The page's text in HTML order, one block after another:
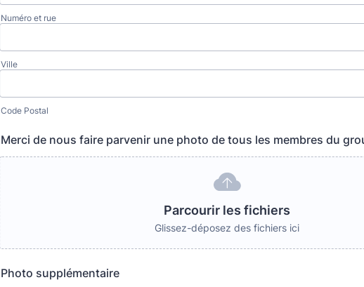
Numéro et rue
Ville
Code Postal
Merci de nous faire parvenir une photo de tous les membres du
Parcourir les fichiers
Glissez-déposez des fichiers ici
Photo supplémentaire